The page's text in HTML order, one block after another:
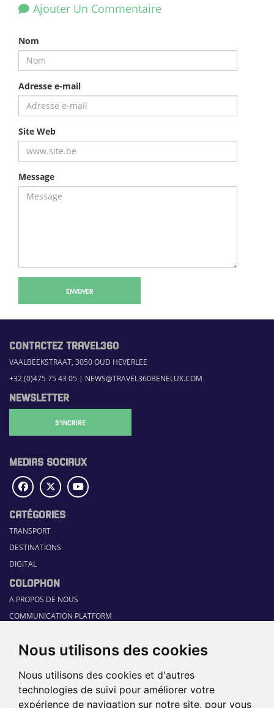
Nous utilisons des cookies
Nous utilisons des cookies et d'autres
technologies de suivi pour améliorer votre
expérience de navigation sur notre site, pour vous
Ajouter Un Commentaire
Nom
Adresse e-mail
Site Web
Message
ENVOYER
CONTACTEZ TRAVEL360
VAALBEEKSTRAAT, 3050 OUD HEVERLEE
+32 (0)475 75 43 05 | NEWS@TRAVEL360BENELUX.COM
NEWSLETTER
S'INCRIRE
MEDIAS SOCIAUX
CATÉGORIES
TRANSPORT
DESTINATIONS
DIGITAL
COLOPHON
A PROPOS DE NOUS
COMMUNICATION PLATFORM
RUBRIQUES
GUIDE SECTORIEL
JOBS